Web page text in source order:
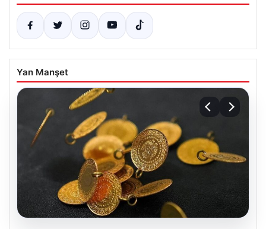
Yan Manşet